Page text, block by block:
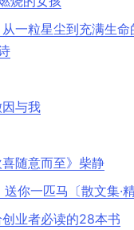
一粒星尘到充满生
与我
随意而至》柴静
你一匹马〔散文集·精
业者必读的28本书